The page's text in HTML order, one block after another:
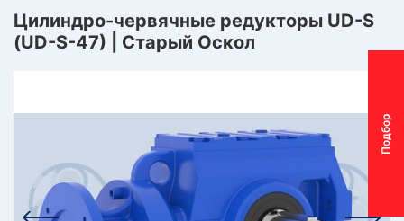
П
о
д
б
о
р
м
о
т
о
р
-
р
е
д
у
к
т
о
р
Цилиндро-червячные редукторы UD-S
(UD-S-47) | Старый Оскол